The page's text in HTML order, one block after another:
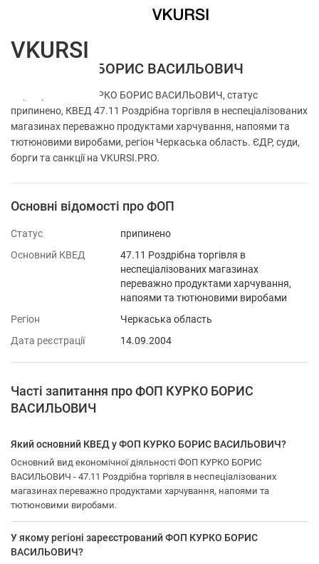
ФОП КУРКО БОРИС ВАСИЛЬОВИЧ
Перевірка ФОП КУРКО БОРИС ВАСИЛЬОВИЧ, статус
припинено, КВЕД 47.11 Роздрібна торгівля в неспеціалізованих
магазинах переважно продуктами харчування, напоями та
тютюновими виробами, регіон Черкаська область. ЄДР, суди,
борги та санкції на VKURSI.PRO.
Основні відомості про ФОП
Статус
припинено
Основний КВЕД
47.11 Роздрібна торгівля в
неспеціалізованих магазинах
переважно продуктами харчування,
напоями та тютюновими виробами
Регіон
Черкаська область
Дата реєстрації
14.09.2004
Часті запитання про ФОП КУРКО БОРИС
ВАСИЛЬОВИЧ
Який основний КВЕД у ФОП КУРКО БОРИС ВАСИЛЬОВИЧ?
Основний вид економічної діяльності ФОП КУРКО БОРИС
ВАСИЛЬОВИЧ - 47.11 Роздрібна торгівля в неспеціалізованих
магазинах переважно продуктами харчування, напоями та
тютюновими виробами.
У якому регіоні зареєстрований ФОП КУРКО БОРИС
ВАСИЛЬОВИЧ?
VKURSI